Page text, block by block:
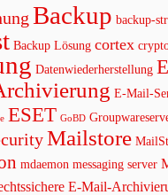
Backup backup-
Backup Lösung cortex
Datenwiederherstellung
E-Mail-
ESET GoBD
Mailstore
mdaemon messaging server
E-Mail-